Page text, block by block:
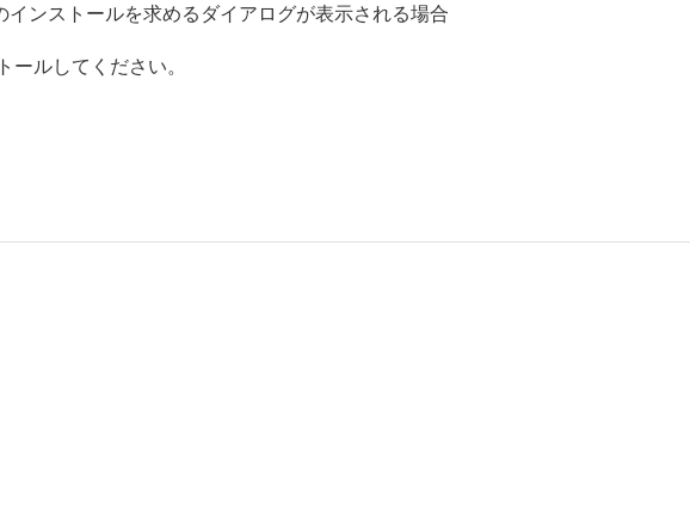
ンストールを求めるダイアログが表示される場合
ルしてください。